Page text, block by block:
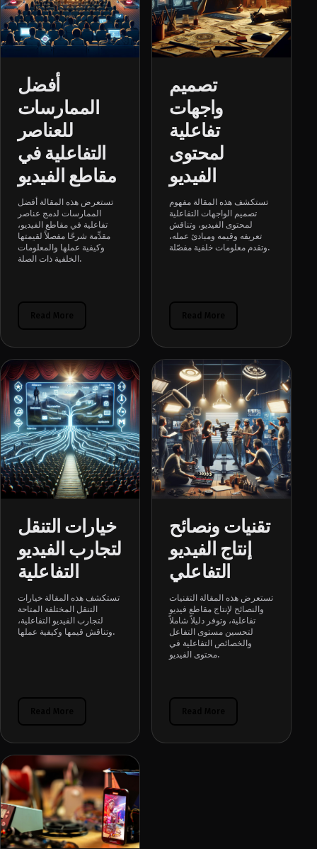
أفضل
الممارسات
للعناصر
التفاعلية في
مقاطع الفيديو
تستعرض هذه المقالة أفضل
الممارسات لدمج عناصر
تفاعلية في مقاطع الفيديو،
مقدِّمة شرحًا مفصلاً لقيمتها
وكيفية عملها والمعلومات
الخلفية ذات الصلة.
تصميم
واجهات
تفاعلية
لمحتوى
الفيديو
تستكشف هذه المقالة مفهوم
تصميم الواجهات التفاعلية
لمحتوى الفيديو، وتناقش
تعريفه وقيمه ومبادئ عمله،
وتقدم معلومات خلفية مفصّلة.
خيارات التنقل
لتجارب الفيديو
التفاعلية
تستكشف هذه المقالة خيارات
التنقل المختلفة المتاحة
لتجارب الفيديو التفاعلية،
وتناقش قيمها وكيفية عملها.
تقنيات ونصائح
إنتاج الفيديو
التفاعلي
تستعرض هذه المقالة التقنيات
والنصائح لإنتاج مقاطع فيديو
تفاعلية، وتوفر دليلاً شاملاً
لتحسين مستوى التفاعل
والخصائص التفاعلية في
محتوى الفيديو.